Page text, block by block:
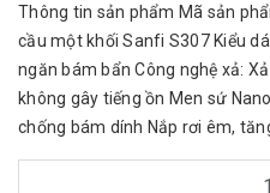
Thông tin sản phẩm Mã sản
cầu một khối Sanfi S307 Kiểu
ngăn bám bẩn Công nghệ xả:
không gây tiếng ồn Men sứ
chống bám dính Nắp rơi êm, tăng